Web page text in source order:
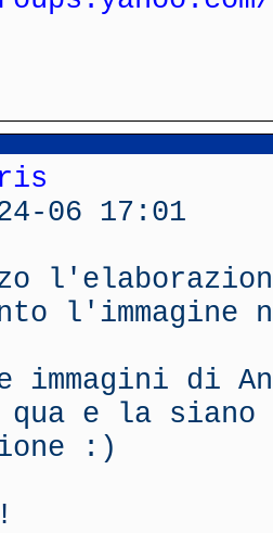
06 17:01
l'immagine
immagini di
e la siano
:)